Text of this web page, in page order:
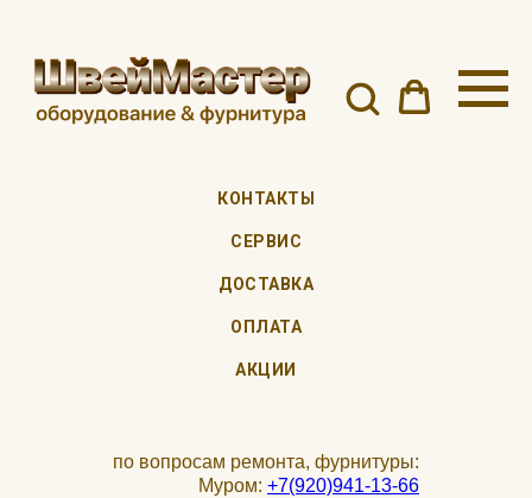
КОНТАКТЫ
СЕРВИС
ДОСТАВКА
ОПЛАТА
АКЦИИ
по вопросам ремонта, фурнитуры:
Муром: +7(920)941-13-66